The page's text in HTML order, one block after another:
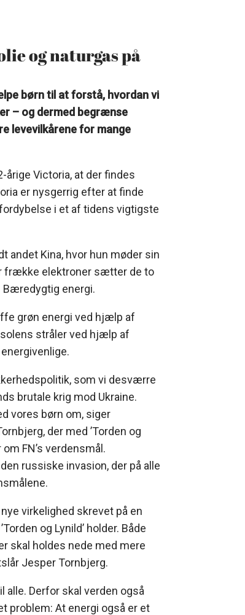
og naturgas på
børn til at forstå, hvordan vi
– og dermed begrænse
levevilkårene for mange
årige Victoria, at der findes
er nysgerrig efter at finde
i et af tidens vigtigste
andet Kina, hvor hun møder sin
frække elektroner sætter de to
Bæredygtig energi.
grøn energi ved hjælp af
stråler ved hjælp af
som vi desværre
brutale krig mod Ukraine.
vores børn om, siger
der med ’Torden og
FN’s verdensmål.
russiske invasion, der på alle
virkelighed skrevet på en
og Lynild’ holder. Både
skal holdes nede med mere
Jesper Tornbjerg.
alle. Derfor skal verden også
problem: At energi også er et